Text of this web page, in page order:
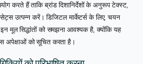
करते हैं ताकि ब्रांड दिशानिर्देशों के अनुरूप टेक्स्ट,
उत्पन्न करें। डिजिटल मार्केटर्स के लिए, चयन
मूल सिद्धांतों को समझना आवश्यक है, क्योंकि यह
अपेक्षाओं को सूचित करता है।